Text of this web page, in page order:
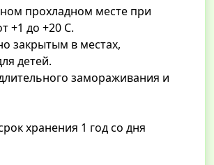
прохладном месте при
+1 до +20 С.
закрытым в местах,
детей.
замораживания и
хранения 1 год со дня